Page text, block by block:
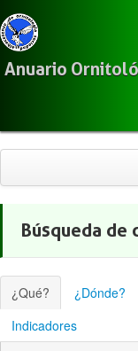
Anuario
Citas
Localización
Búsqueda de
¿Qué? ¿Dónde?
Indicadores